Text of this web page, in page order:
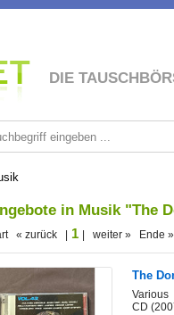
DIE
in Musik "The
« zurück | 1 | weiter » Ende »
The
Various
CD